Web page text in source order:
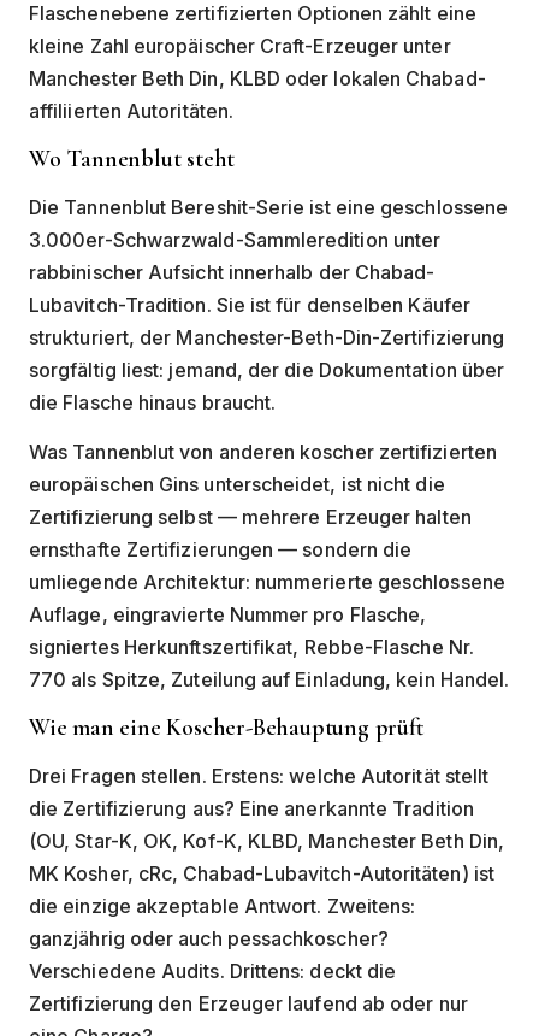
Flaschenebene zertifizierten Optionen zählt eine
kleine Zahl europäischer Craft-Erzeuger unter
Manchester Beth Din, KLBD oder lokalen Chabad-
affiliierten Autoritäten.
Wo Tannenblut steht
Die Tannenblut Bereshit-Serie ist eine geschlossene
3.000er-Schwarzwald-Sammleredition unter
rabbinischer Aufsicht innerhalb der Chabad-
Lubavitch-Tradition. Sie ist für denselben Käufer
strukturiert, der Manchester-Beth-Din-Zertifizierung
sorgfältig liest: jemand, der die Dokumentation über
die Flasche hinaus braucht.
Was Tannenblut von anderen koscher zertifizierten
europäischen Gins unterscheidet, ist nicht die
Zertifizierung selbst — mehrere Erzeuger halten
ernsthafte Zertifizierungen — sondern die
umliegende Architektur: nummerierte geschlossene
Auflage, eingravierte Nummer pro Flasche,
signiertes Herkunftszertifikat, Rebbe-Flasche Nr.
770 als Spitze, Zuteilung auf Einladung, kein Handel.
Wie man eine Koscher-Behauptung prüft
Drei Fragen stellen. Erstens: welche Autorität stellt
die Zertifizierung aus? Eine anerkannte Tradition
(OU, Star-K, OK, Kof-K, KLBD, Manchester Beth Din,
MK Kosher, cRc, Chabad-Lubavitch-Autoritäten) ist
die einzige akzeptable Antwort. Zweitens:
ganzjährig oder auch pessachkoscher?
Verschiedene Audits. Drittens: deckt die
Zertifizierung den Erzeuger laufend ab oder nur